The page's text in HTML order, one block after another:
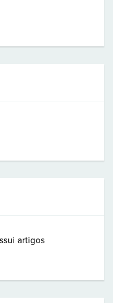
artigos